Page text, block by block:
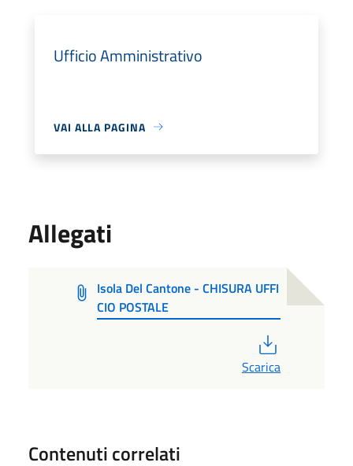
Ufficio Amministrativo
VAI ALLA PAGINA
Allegati
Isola Del Cantone - CHISURA UFFI
CIO POSTALE
Scarica
Contenuti correlati